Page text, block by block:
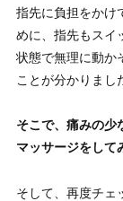
指先に負担をかけ
めに、指先もスイ
状態で無理に動か
ことが分かりまし
そこで、痛みの少
マッサージをして
そして、再度チェ